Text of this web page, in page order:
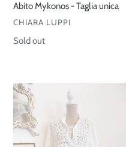
Abito Mykonos - Taglia unica
VENDOR
CHIARA LUPPI
Regular
Sold out
Abito
Mykonos
sangallo-
Taglia